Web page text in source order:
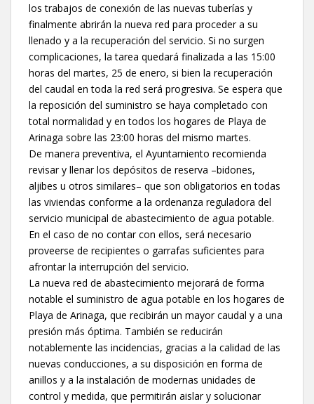
los trabajos de conexión de las nuevas tuberías y
finalmente abrirán la nueva red para proceder a su
llenado y a la recuperación del servicio. Si no surgen
complicaciones, la tarea quedará finalizada a las 15:00
horas del martes, 25 de enero, si bien la recuperación
del caudal en toda la red será progresiva. Se espera que
la reposición del suministro se haya completado con
total normalidad y en todos los hogares de Playa de
Arinaga sobre las 23:00 horas del mismo martes.
De manera preventiva, el Ayuntamiento recomienda
revisar y llenar los depósitos de reserva –bidones,
aljibes u otros similares– que son obligatorios en todas
las viviendas conforme a la ordenanza reguladora del
servicio municipal de abastecimiento de agua potable.
En el caso de no contar con ellos, será necesario
proveerse de recipientes o garrafas suficientes para
afrontar la interrupción del servicio.
La nueva red de abastecimiento mejorará de forma
notable el suministro de agua potable en los hogares de
Playa de Arinaga, que recibirán un mayor caudal y a una
presión más óptima. También se reducirán
notablemente las incidencias, gracias a la calidad de las
nuevas conducciones, a su disposición en forma de
anillos y a la instalación de modernas unidades de
control y medida, que permitirán aislar y solucionar